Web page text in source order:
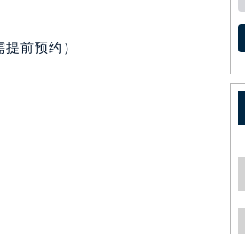
）
大厦）23层2326室（需提前预约）
预约）
前预约）